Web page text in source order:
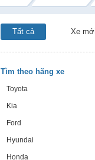
Tất cả Xe mới
Tìm theo hãng xe
Toyota
Kia
Ford
Hyundai
Honda